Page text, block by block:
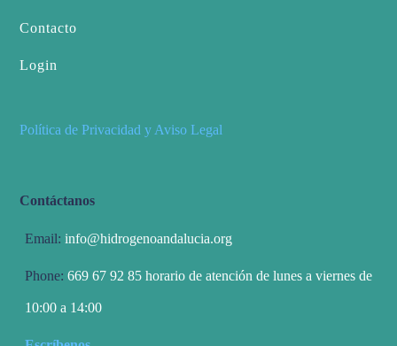
Contacto
Login
Política de Privacidad y Aviso Legal
Contáctanos
Email: info@hidrogenoandalucia.org
Phone:669 67 92 85 horario de atención de lunes a viernes de
10:00 a 14:00